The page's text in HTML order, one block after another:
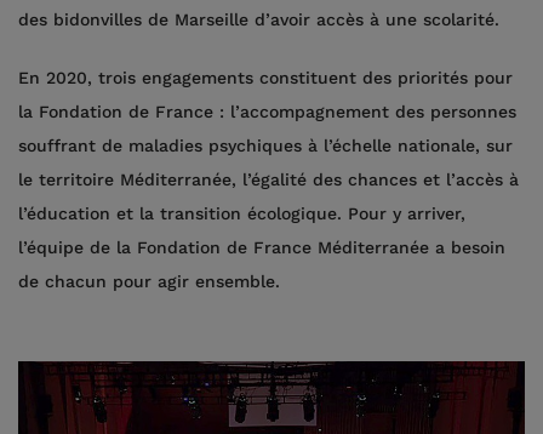
des bidonvilles de Marseille d’avoir accès à une scolarité.
En 2020, trois engagements constituent des priorités pour
la Fondation de France : l’accompagnement des personnes
souffrant de maladies psychiques à l’échelle nationale, sur
le territoire Méditerranée, l’égalité des chances et l’accès à
l’éducation et la transition écologique. Pour y arriver,
l’équipe de la Fondation de France Méditerranée a besoin
de chacun pour agir ensemble.